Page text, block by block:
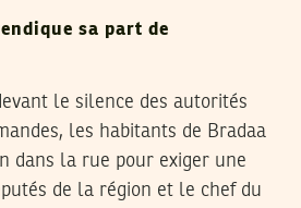
sa part de
le silence des autorités
les habitants de Bradaa
dans la rue pour exiger une
de la région et le chef du